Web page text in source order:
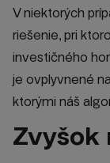
V niektorých
riešenie, pri
investičného
je ovplyvnené
ktorými náš
Zvyšok